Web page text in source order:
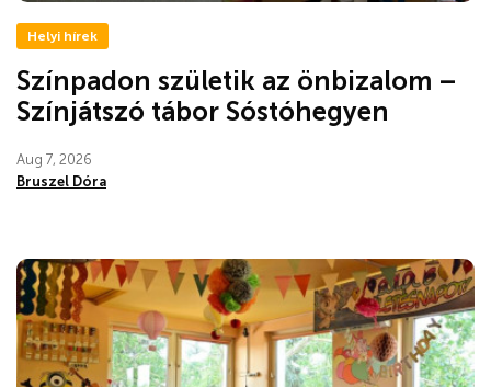
Helyi hírek
Színpadon születik az önbizalom –
Színjátszó tábor Sóstóhegyen
Aug 7, 2026
Bruszel Dóra